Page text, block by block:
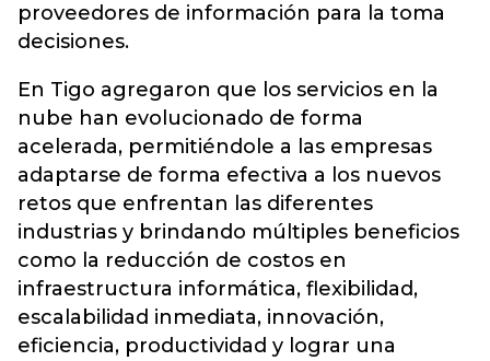
proveedores de información para la toma
decisiones.
En Tigo agregaron que los servicios en la
nube han evolucionado de forma
acelerada, permitiéndole a las empresas
adaptarse de forma efectiva a los nuevos
retos que enfrentan las diferentes
industrias y brindando múltiples beneficios
como la reducción de costos en
infraestructura informática, flexibilidad,
escalabilidad inmediata, innovación,
eficiencia, productividad y lograr una